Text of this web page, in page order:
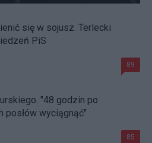
się w sojusz. Terlecki
PiS
89
"48 godzin po
posłów wyciągnąć"
85